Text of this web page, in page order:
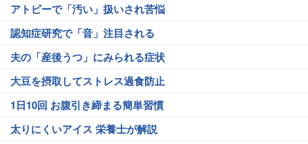
アトピーで「汚い」扱いされ苦悩
認知症研究で「音」注目される
夫の「産後うつ」にみられる症状
大豆を摂取してストレス過食防止
1日10回 お腹引き締まる簡単習慣
太りにくいアイス 栄養士が解説